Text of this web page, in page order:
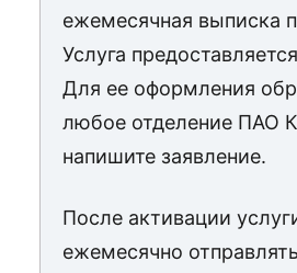
ежемесячная выписка
Услуга
Для ее оформления
любое отделение ПАО
напишите заявление.
После активации
ежемесячно